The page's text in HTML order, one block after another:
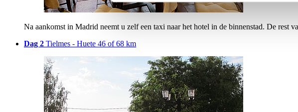
Na aankomst in Madrid neemt u zelf een taxi naar het hotel in de binnenstad. De rest
Dag 2 Tielmes - Huete 46 of 68 km